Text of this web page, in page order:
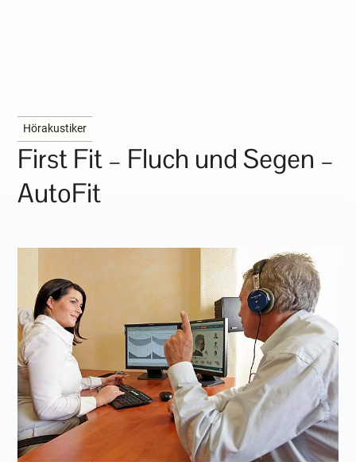
Hörakustiker
First Fit – Fluch und Segen –
AutoFit